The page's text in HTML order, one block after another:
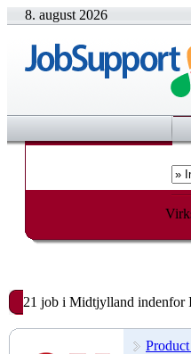
8. august 2026
21 job i Midtjylland indenfor